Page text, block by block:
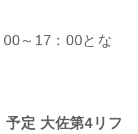
～17：00とな
定 大佐第4リフ